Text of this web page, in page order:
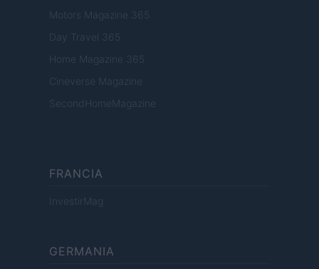
Motors Magazine 365
Day Travel 365
Home Magazine 365
Cineverse Magazine
SecondHomeMagazine
FRANCIA
InvestirMag
GERMANIA